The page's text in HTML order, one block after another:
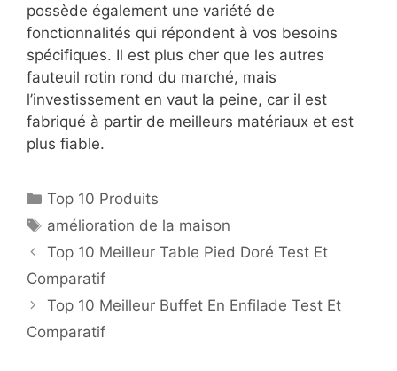
possède également une variété de
fonctionnalités qui répondent à vos besoins
spécifiques. Il est plus cher que les autres
fauteuil rotin rond du marché, mais
l’investissement en vaut la peine, car il est
fabriqué à partir de meilleurs matériaux et est
plus fiable.
Top 10 Produits
amélioration de la maison
Top 10 Meilleur Table Pied Doré Test Et
Comparatif
Top 10 Meilleur Buffet En Enfilade Test Et
Comparatif